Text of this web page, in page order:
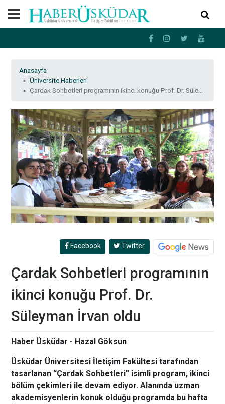
Anasayfa
Üniversite Haberleri
Çardak Sohbetleri programının ikinci konuğu Prof. Dr. Süleyman İrvan oldu
Facebook Twitter
Çardak Sohbetleri programının
ikinci konuğu Prof. Dr.
Süleyman İrvan oldu
Haber Üsküdar - Hazal Göksun
Üsküdar Üniversitesi İletişim Fakültesi tarafından
tasarlanan “Çardak Sohbetleri” isimli program, ikinci
bölüm çekimleri ile devam ediyor. Alanında uzman
akademisyenlerin konuk olduğu programda bu hafta